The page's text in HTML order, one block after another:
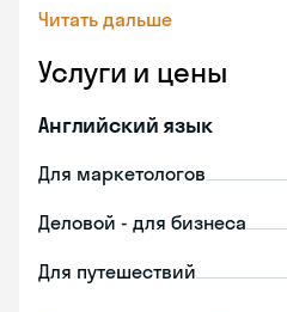
Читать дальше
Услуги и цены
Английский язык
Для маркетологов
Деловой - для бизнеса
Для путешествий